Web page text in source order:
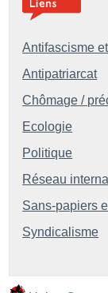
Antifascisme
Antipatriarcat
Chômage /
Ecologie
Politique
Réseau
Sans-papiers
Syndicalisme